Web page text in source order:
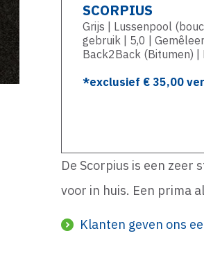
SCORPIUS
Grijs | Lussenpool
gebruik | 5,0 |
Back2Back (Bitumen) |
*exclusief €35,00
De Scorpius is een
voor in huis. Een prima
Klanten geven ons